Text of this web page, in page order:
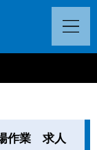
作業 求人